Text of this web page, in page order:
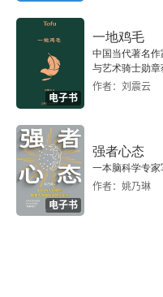
电子书
一地鸡毛
中国当代著名
与艺术骑士勋章
作者：刘震云
电子书
强者心态
一本脑科学专家
作者：姚乃琳